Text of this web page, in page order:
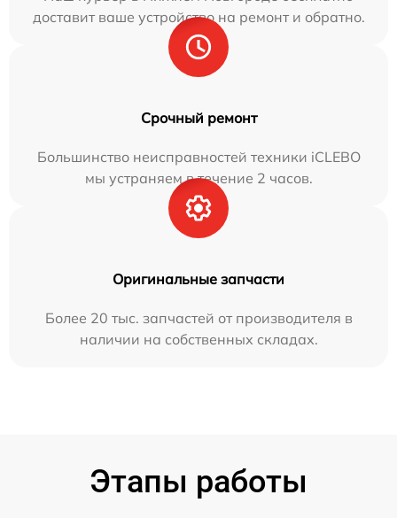
доставит ваше устройство на ремонт и обратно.
Срочный ремонт
Большинство неисправностей техники iCLEBO
мы устраняем в течение 2 часов.
Оригинальные запчасти
Более 20 тыс. запчастей от производителя в
наличии на собственных складах.
Этапы работы